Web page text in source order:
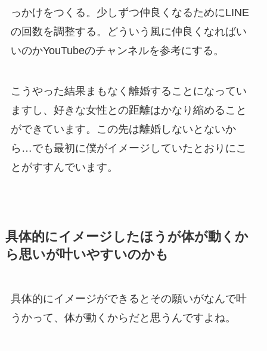
っかけをつくる。少しずつ仲良くなるためにLINE
の回数を調整する。どういう風に仲良くなればい
いのかYouTubeのチャンネルを参考にする。
こうやった結果まもなく離婚することになってい
ますし、好きな女性との距離はかなり縮めること
ができています。この先は離婚しないとないか
ら…でも最初に僕がイメージしていたとおりにこ
とがすすんでいます。
具体的にイメージしたほうが体が動くか
ら思いが叶いやすいのかも
具体的にイメージができるとその願いがなんで叶
うかって、体が動くからだと思うんですよね。